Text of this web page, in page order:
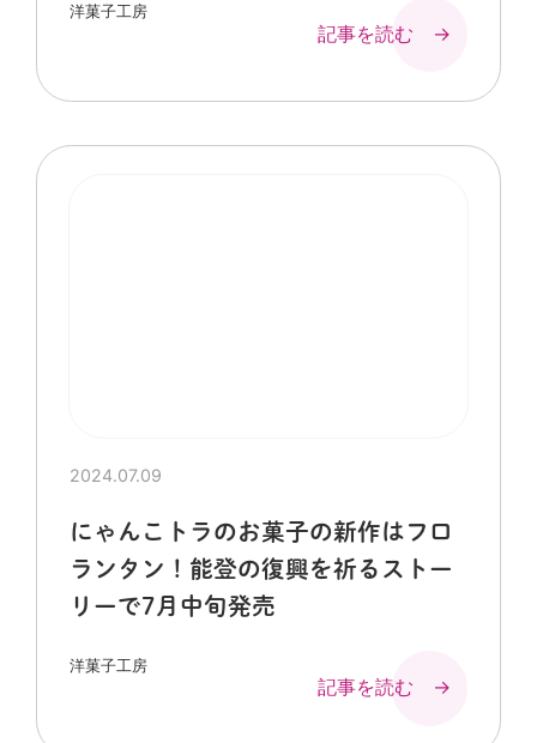
洋菓子工房
記事を読む →
2024.07.09
にゃんこトラのお菓子の新作はフロ
ランタン！能登の復興を祈るストー
リーで7月中旬発売
洋菓子工房
記事を読む →